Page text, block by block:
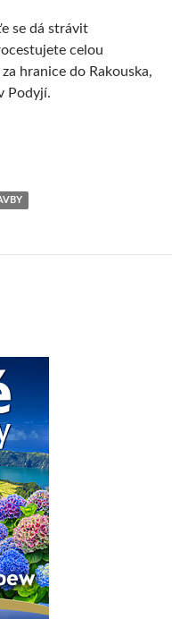
se dá strávit
celou
hranice do Rakouska,
Podyjí.